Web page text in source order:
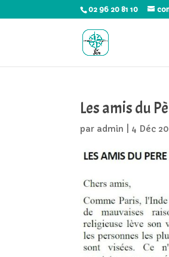
02 96 20 81 10
Les amis du
par admin 4 Déc